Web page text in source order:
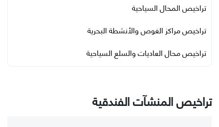
تراخيص المحال السياحية
تراخيص مراكز الغوص والأنشطة البحرية
تراخيص محال العاديات والسلع السياحية
تراخيص المنشآت الفندقية